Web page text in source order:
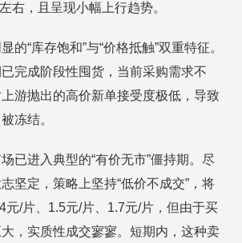
右，且呈现小幅上行趋势。
的“库存饱和”与“价格抵触”双重特征。
完成阶段性囤货，当前采购需求不
游抛出的高价新单接受度极低，导致
冻结。
已进入典型的“有价无市”僵持期。尽
坚定，策略上坚持“低价不成交”，将
元/片、1.5元/片、1.7元/片，但由于买
，实质性成交寥寥。短期内，这种卖